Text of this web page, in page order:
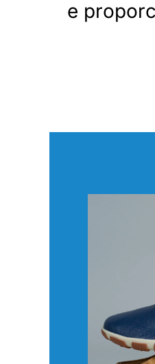
e